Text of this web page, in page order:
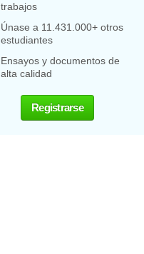
trabajos
Únase a 11.431.000+ otros
estudiantes
Ensayos y documentos de
alta calidad
Registrarse